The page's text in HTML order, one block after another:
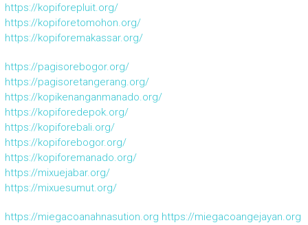
https://kopiforepluit.org/
https://kopiforetomohon.org/
https://kopiforemakassar.org/
https://pagisorebogor.org/
https://pagisoretangerang.org/
https://kopikenanganmanado.org/
https://kopiforedepok.org/
https://kopiforebali.org/
https://kopiforebogor.org/
https://kopiforemanado.org/
https://mixuejabar.org/
https://mixuesumut.org/
https://miegacoanahnasution.org https://miegacoangejayan.org